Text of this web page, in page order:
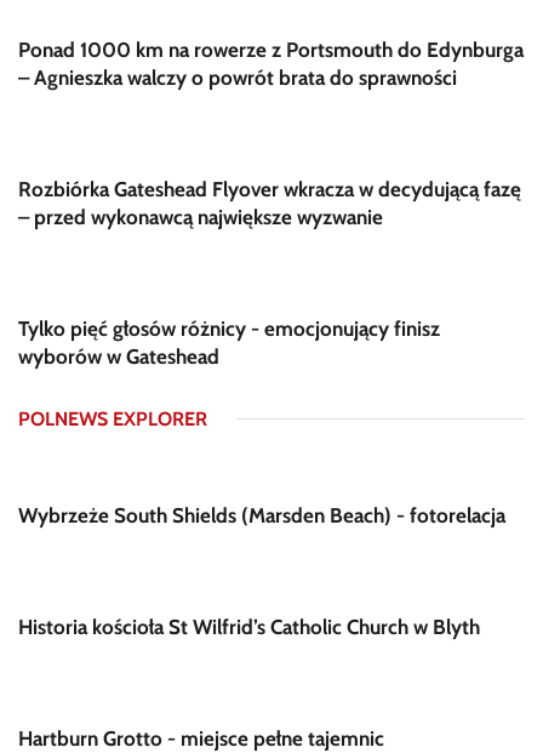
Ponad 1000 km na rowerze z Portsmouth do Edynburga
– Agnieszka walczy o powrót brata do sprawności
Rozbiórka Gateshead Flyover wkracza w decydującą fazę
– przed wykonawcą największe wyzwanie
Tylko pięć głosów różnicy - emocjonujący finisz
wyborów w Gateshead
POLNEWS EXPLORER
Wybrzeże South Shields (Marsden Beach) - fotorelacja
Historia kościoła St Wilfrid’s Catholic Church w Blyth
Hartburn Grotto - miejsce pełne tajemnic